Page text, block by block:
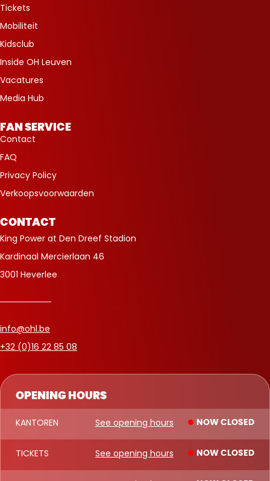
OPENING HOURS
KANTOREN See opening hours NOW CLOSED
TICKETS See opening hours NOW CLOSED
Tickets
Mobiliteit
Kidsclub
Inside OH Leuven
Vacatures
Media Hub
FAN SERVICE
Contact
FAQ
Privacy Policy
Verkoopsvoorwaarden
CONTACT
King Power at Den Dreef Stadion
Kardinaal Mercierlaan 46
3001 Heverlee
info@ohl.be
+32 (0)16 22 85 08